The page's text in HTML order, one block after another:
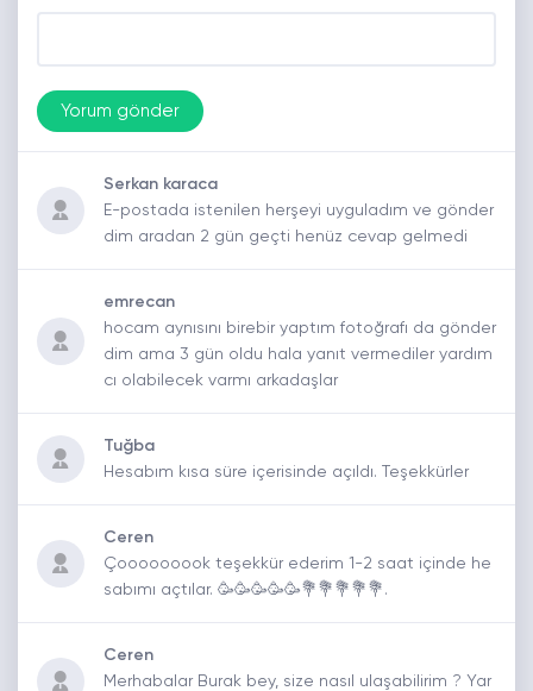
Serkan karaca
E-postada istenilen herşeyi uyguladım ve gönder
dim aradan 2 gün geçti henüz cevap gelmedi
emrecan
hocam aynısını birebir yaptım fotoğrafı da gönder
dim ama 3 gün oldu hala yanıt vermediler yardım
cı olabilecek varmı arkadaşlar
Tuğba
Hesabım kısa süre içerisinde açıldı. Teşekkürler
Ceren
Çooooooook teşekkür ederim 1-2 saat içinde he
sabımı açtılar. 🥳🥳🥳🥳🥳💐💐💐💐💐.
Ceren
Merhabalar Burak bey, size nasıl ulaşabilirim ? Yar